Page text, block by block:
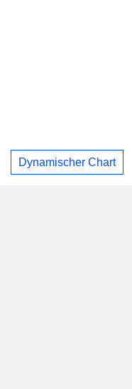
Dynamischer Chart